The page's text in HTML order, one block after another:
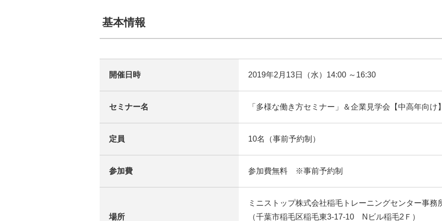
基本情報
開催日時 2019年2月13日（水）14:00 ～16:30
セミナー名 「多様な働き方セミナー」＆企業見学会【中高年向け
定員 10名（事前予約制）
参加費 参加費無料 ※事前予約制
場所
ミニストップ株式会社稲毛トレーニングセンター事務
（千葉市稲毛区稲毛東3-17-10 Nビル稲毛2Ｆ）